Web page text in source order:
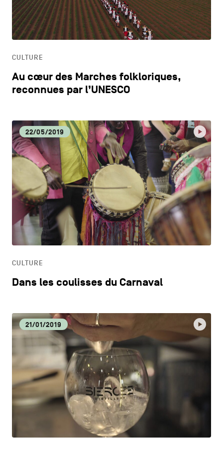
secondaire
MENTIONS LÉGALES
COOKIES POLICY
POLITIQUE VIE PRIVÉE
FR NL EN
CM
DÉCOUVERTE
DYNAMISME ÉCONOMIQUE
ECOLOGIE
EDUCATION
HORECA
CULTURE
Au cœur des Marches folkloriques,
reconnues par l’UNESCO
22/05/2019
CULTURE
Dans les coulisses du Carnaval
21/01/2019